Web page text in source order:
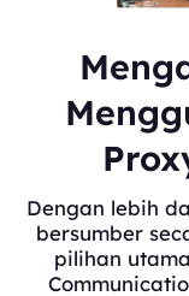
Dengan lebih
bersumber
pilihan